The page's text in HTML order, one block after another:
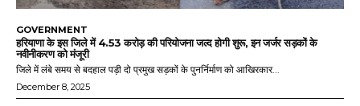
GOVERNMENT
हरियाणा के इस जिले में 4.53 करोड़ की परियोजना जल्द होगी शुरू, इन जर्जर सड़कों के
नवीनीकरण को मंजूरी
जिले में लंबे समय से बदहाल पड़ी दो प्रमुख सड़कों के पुनर्निर्माण को आखिरकार...
December 8, 2025